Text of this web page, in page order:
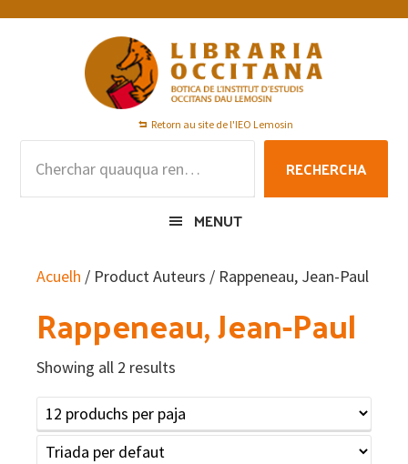
Skip
Skip
Skip
Retorn au site de l'IEO Lemosin
RECHERCHA
MENUT
Acuelh / Product Auteurs / Rappeneau, Jean-Paul
Rappeneau, Jean-Paul
Showing all 2 results